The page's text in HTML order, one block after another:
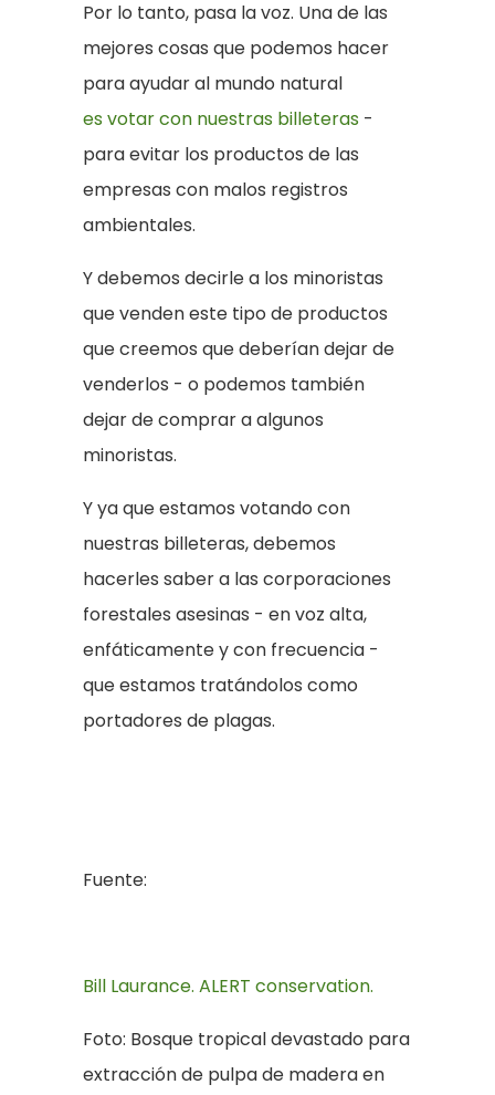
Por lo tanto, pasa la voz. Una de las
mejores cosas que podemos hacer
para ayudar al mundo natural
es votar con nuestras billeteras -
para evitar los productos de las
empresas con malos registros
ambientales.
Y debemos decirle a los minoristas
que venden este tipo de productos
que creemos que deberían dejar de
venderlos - o podemos también
dejar de comprar a algunos
minoristas.
Y ya que estamos votando con
nuestras billeteras, debemos
hacerles saber a las corporaciones
forestales asesinas - en voz alta,
enfáticamente y con frecuencia -
que estamos tratándolos como
portadores de plagas.
Fuente:
Bill Laurance. ALERT conservation.
Foto: Bosque tropical devastado para
extracción de pulpa de madera en